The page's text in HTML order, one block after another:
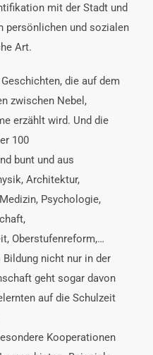
mit der Stadt und
persönlichen und sozialen
Art.
die auf dem
zwischen Nebel,
erzählt wird. Und die
100
bunt und aus
Architektur,
Psychologie,
Oberstufenreform,…
nicht nur in der
geht sogar davon
auf die Schulzeit
Kooperationen